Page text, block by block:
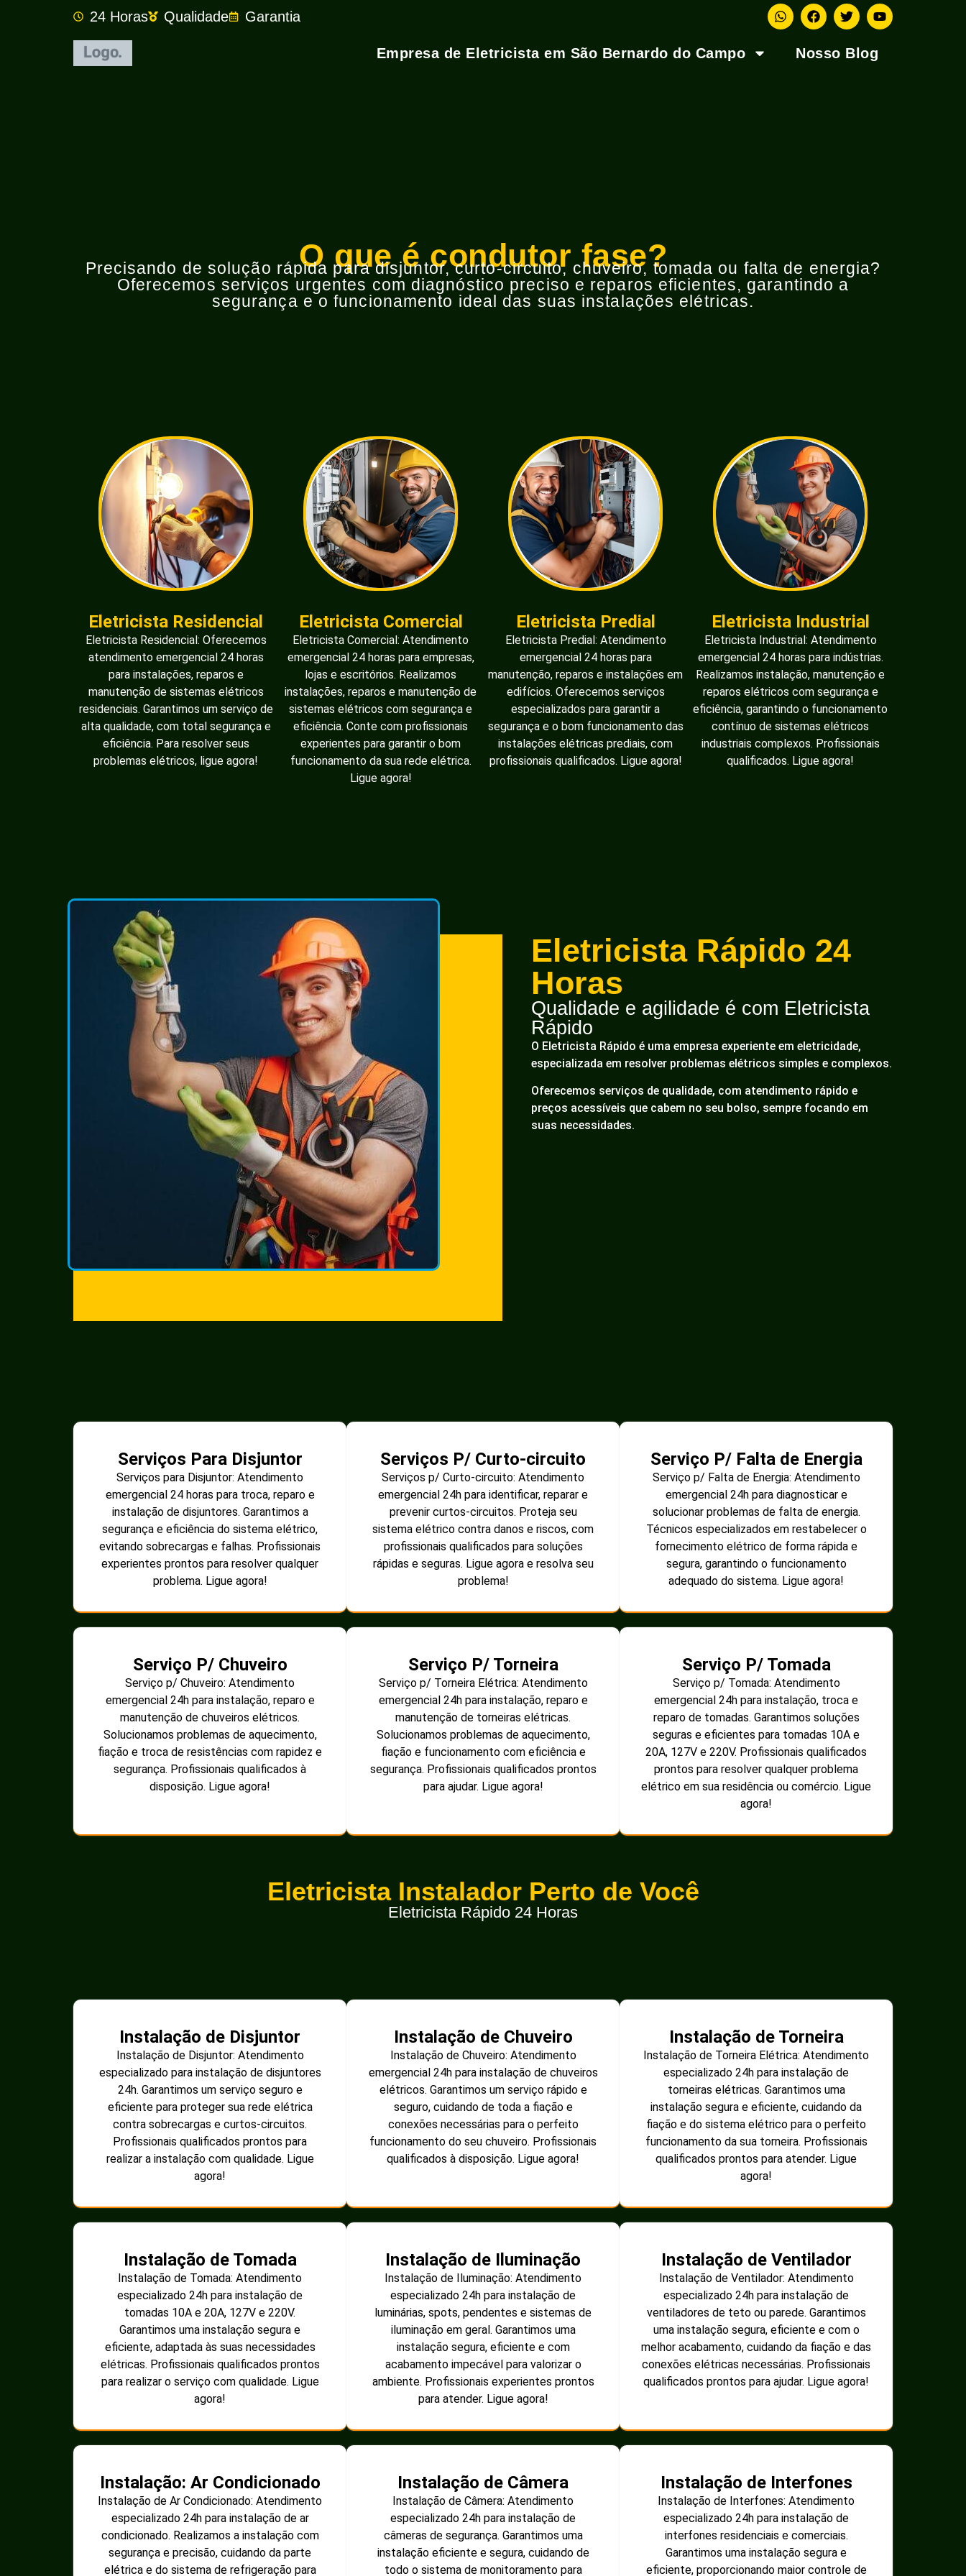
24 Horas Qualidade Garantia
Empresa de Eletricista em São Bernardo do Campo Nosso Blog
O que é condutor fase?
Precisando de solução rápida para disjuntor, curto-circuito, chuveiro, tomada ou falta de energia?
Oferecemos serviços urgentes com diagnóstico preciso e reparos eficientes, garantindo a
segurança e o funcionamento ideal das suas instalações elétricas.
Eletricista Residencial
Eletricista Residencial: Oferecemos
atendimento emergencial 24 horas
para instalações, reparos e
manutenção de sistemas elétricos
residenciais. Garantimos um serviço de
alta qualidade, com total segurança e
eficiência. Para resolver seus
problemas elétricos, ligue agora!
Eletricista Comercial
Eletricista Comercial: Atendimento
emergencial 24 horas para empresas,
lojas e escritórios. Realizamos
instalações, reparos e manutenção de
sistemas elétricos com segurança e
eficiência. Conte com profissionais
experientes para garantir o bom
funcionamento da sua rede elétrica.
Ligue agora!
Eletricista Predial
Eletricista Predial: Atendimento
emergencial 24 horas para
manutenção, reparos e instalações em
edifícios. Oferecemos serviços
especializados para garantir a
segurança e o bom funcionamento das
instalações elétricas prediais, com
profissionais qualificados. Ligue agora!
Eletricista Industrial
Eletricista Industrial: Atendimento
emergencial 24 horas para indústrias.
Realizamos instalação, manutenção e
reparos elétricos com segurança e
eficiência, garantindo o funcionamento
contínuo de sistemas elétricos
industriais complexos. Profissionais
qualificados. Ligue agora!
Eletricista Rápido 24
Horas
Qualidade e agilidade é com Eletricista
Rápido
O Eletricista Rápido é uma empresa experiente em eletricidade,
especializada em resolver problemas elétricos simples e complexos.
Oferecemos serviços de qualidade, com atendimento rápido e
preços acessíveis que cabem no seu bolso, sempre focando em
suas necessidades.
Serviços Para Disjuntor
Serviços para Disjuntor: Atendimento
emergencial 24 horas para troca, reparo e
instalação de disjuntores. Garantimos a
segurança e eficiência do sistema elétrico,
evitando sobrecargas e falhas. Profissionais
experientes prontos para resolver qualquer
problema. Ligue agora!
Serviços P/ Curto-circuito
Serviços p/ Curto-circuito: Atendimento
emergencial 24h para identificar, reparar e
prevenir curtos-circuitos. Proteja seu
sistema elétrico contra danos e riscos, com
profissionais qualificados para soluções
rápidas e seguras. Ligue agora e resolva seu
problema!
Serviço P/ Falta de Energia
Serviço p/ Falta de Energia: Atendimento
emergencial 24h para diagnosticar e
solucionar problemas de falta de energia.
Técnicos especializados em restabelecer o
fornecimento elétrico de forma rápida e
segura, garantindo o funcionamento
adequado do sistema. Ligue agora!
Serviço P/ Chuveiro
Serviço p/ Chuveiro: Atendimento
emergencial 24h para instalação, reparo e
manutenção de chuveiros elétricos.
Solucionamos problemas de aquecimento,
fiação e troca de resistências com rapidez e
segurança. Profissionais qualificados à
disposição. Ligue agora!
Serviço P/ Torneira
Serviço p/ Torneira Elétrica: Atendimento
emergencial 24h para instalação, reparo e
manutenção de torneiras elétricas.
Solucionamos problemas de aquecimento,
fiação e funcionamento com eficiência e
segurança. Profissionais qualificados prontos
para ajudar. Ligue agora!
Serviço P/ Tomada
Serviço p/ Tomada: Atendimento
emergencial 24h para instalação, troca e
reparo de tomadas. Garantimos soluções
seguras e eficientes para tomadas 10A e
20A, 127V e 220V. Profissionais qualificados
prontos para resolver qualquer problema
elétrico em sua residência ou comércio. Ligue
agora!
Eletricista Instalador Perto de Você
Eletricista Rápido 24 Horas
Instalação de Disjuntor
Instalação de Disjuntor: Atendimento
especializado para instalação de disjuntores
24h. Garantimos um serviço seguro e
eficiente para proteger sua rede elétrica
contra sobrecargas e curtos-circuitos.
Profissionais qualificados prontos para
realizar a instalação com qualidade. Ligue
agora!
Instalação de Chuveiro
Instalação de Chuveiro: Atendimento
emergencial 24h para instalação de chuveiros
elétricos. Garantimos um serviço rápido e
seguro, cuidando de toda a fiação e
conexões necessárias para o perfeito
funcionamento do seu chuveiro. Profissionais
qualificados à disposição. Ligue agora!
Instalação de Torneira
Instalação de Torneira Elétrica: Atendimento
especializado 24h para instalação de
torneiras elétricas. Garantimos uma
instalação segura e eficiente, cuidando da
fiação e do sistema elétrico para o perfeito
funcionamento da sua torneira. Profissionais
qualificados prontos para atender. Ligue
agora!
Instalação de Tomada
Instalação de Tomada: Atendimento
especializado 24h para instalação de
tomadas 10A e 20A, 127V e 220V.
Garantimos uma instalação segura e
eficiente, adaptada às suas necessidades
elétricas. Profissionais qualificados prontos
para realizar o serviço com qualidade. Ligue
agora!
Instalação de Iluminação
Instalação de Iluminação: Atendimento
especializado 24h para instalação de
luminárias, spots, pendentes e sistemas de
iluminação em geral. Garantimos uma
instalação segura, eficiente e com
acabamento impecável para valorizar o
ambiente. Profissionais experientes prontos
para atender. Ligue agora!
Instalação de Ventilador
Instalação de Ventilador: Atendimento
especializado 24h para instalação de
ventiladores de teto ou parede. Garantimos
uma instalação segura, eficiente e com o
melhor acabamento, cuidando da fiação e das
conexões elétricas necessárias. Profissionais
qualificados prontos para ajudar. Ligue agora!
Instalação: Ar Condicionado
Instalação de Ar Condicionado: Atendimento
especializado 24h para instalação de ar
condicionado. Realizamos a instalação com
segurança e precisão, cuidando da parte
elétrica e do sistema de refrigeração para
Instalação de Câmera
Instalação de Câmera: Atendimento
especializado 24h para instalação de
câmeras de segurança. Garantimos uma
instalação eficiente e segura, cuidando de
todo o sistema de monitoramento para
Instalação de Interfones
Instalação de Interfones: Atendimento
especializado 24h para instalação de
interfones residenciais e comerciais.
Garantimos uma instalação segura e
eficiente, proporcionando maior controle de